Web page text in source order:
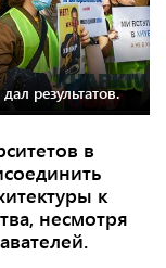
результатов.
в
к
несмотря